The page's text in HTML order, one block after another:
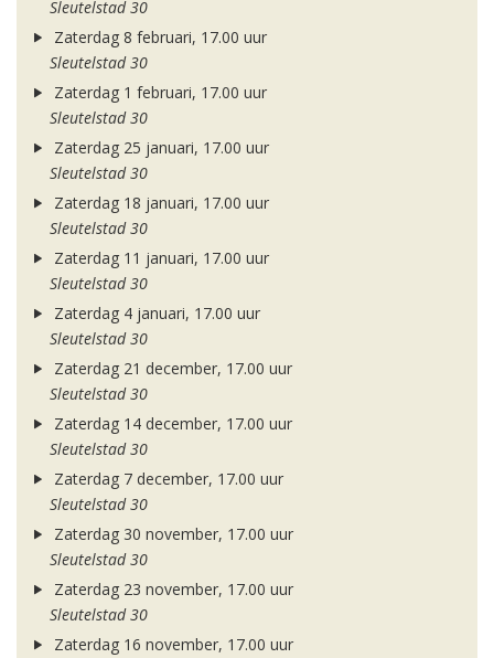
Sleutelstad 30
Zaterdag 8 februari, 17.00 uur
Sleutelstad 30
Zaterdag 1 februari, 17.00 uur
Sleutelstad 30
Zaterdag 25 januari, 17.00 uur
Sleutelstad 30
Zaterdag 18 januari, 17.00 uur
Sleutelstad 30
Zaterdag 11 januari, 17.00 uur
Sleutelstad 30
Zaterdag 4 januari, 17.00 uur
Sleutelstad 30
Zaterdag 21 december, 17.00 uur
Sleutelstad 30
Zaterdag 14 december, 17.00 uur
Sleutelstad 30
Zaterdag 7 december, 17.00 uur
Sleutelstad 30
Zaterdag 30 november, 17.00 uur
Sleutelstad 30
Zaterdag 23 november, 17.00 uur
Sleutelstad 30
Zaterdag 16 november, 17.00 uur